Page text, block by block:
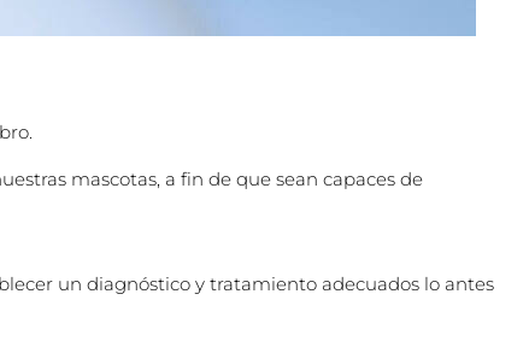
mascotas, a fin de que sean capaces de
un diagnóstico y tratamiento adecuados lo antes